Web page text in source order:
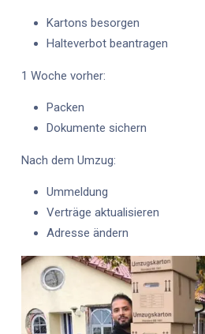
Kartons besorgen
Halteverbot beantragen
1 Woche vorher:
Packen
Dokumente sichern
Nach dem Umzug:
Ummeldung
Verträge aktualisieren
Adresse ändern